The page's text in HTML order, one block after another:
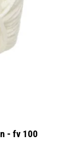
- fv 100